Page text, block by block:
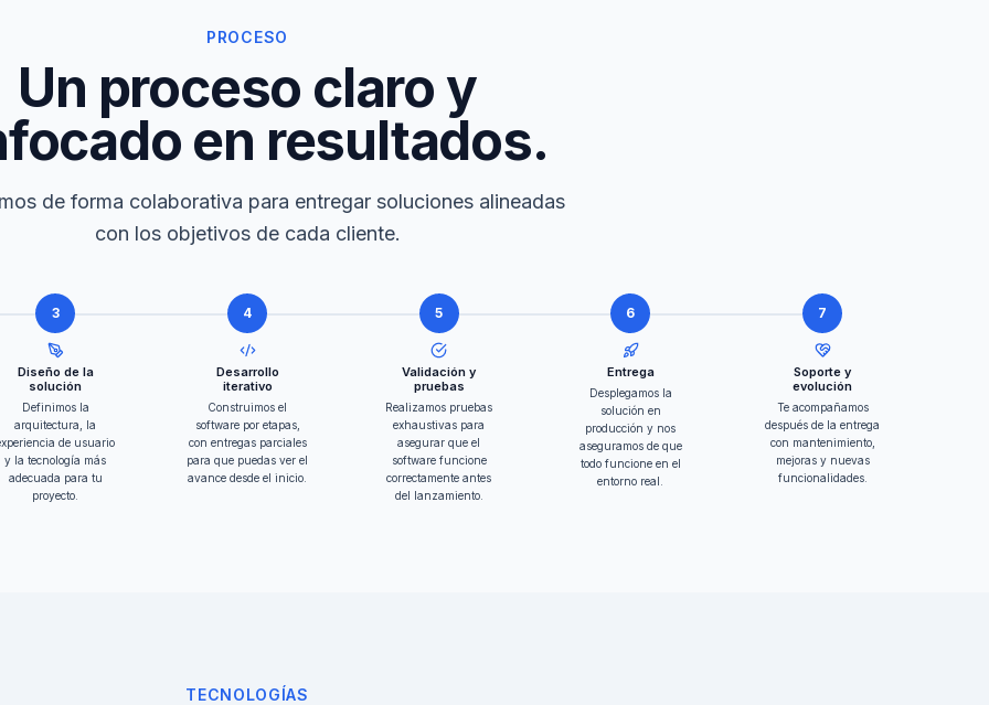
PROCESO
Un proceso claro y
en resultados.
de forma colaborativa para entregar soluciones alineadas
con los objetivos de cada cliente.
3
Diseño de la
solución
Definimos la
arquitectura, la
de usuario
y la tecnología más
adecuada para tu
proyecto.
4
Desarrollo
iterativo
Construimos el
software por etapas,
con entregas parciales
para que puedas ver el
avance desde el inicio.
5
Validación y
pruebas
Realizamos pruebas
exhaustivas para
asegurar que el
software funcione
correctamente antes
del lanzamiento.
6
Entrega
Desplegamos la
solución en
producción y nos
aseguramos de que
todo funcione en el
entorno real.
7
Soporte y
evolución
Te acompañamos
después de la entrega
con mantenimiento,
mejoras y nuevas
funcionalidades.
TECNOLOGÍAS